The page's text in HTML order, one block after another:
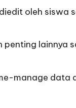
oleh siswa
lainnya
manage